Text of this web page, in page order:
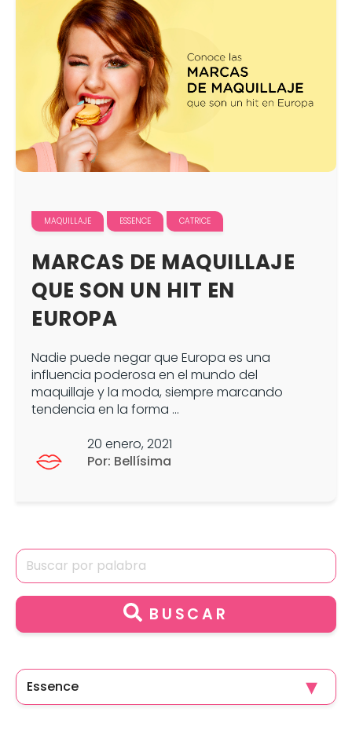
MAQUILLAJE ESSENCE CATRICE
MARCAS DE MAQUILLAJE
QUE SON UN HIT EN
EUROPA
Nadie puede negar que Europa es una
influencia poderosa en el mundo del
maquillaje y la moda, siempre marcando
tendencia en la forma ...
20 enero, 2021
Por: Bellísima
BUSCAR